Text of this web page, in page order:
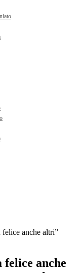
felice anche altri”
felice anche